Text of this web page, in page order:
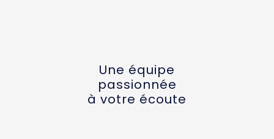
Une équipe
passionnée
à votre écoute